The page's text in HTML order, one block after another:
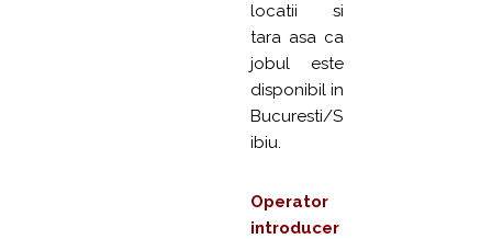
locatii si
tara asa ca
jobul este
disponibil in
Bucuresti/S
ibiu.
Operator
introducer